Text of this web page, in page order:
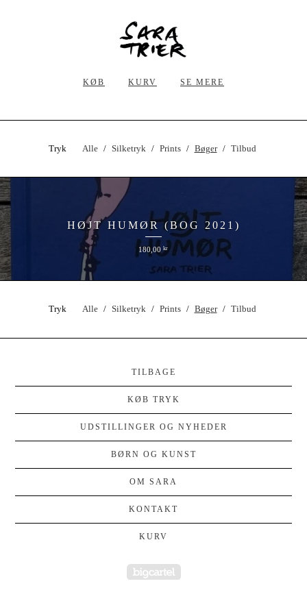
KØB KURV SE MERE
Tryk Alle Silketryk Prints Bøger Tilbud
HØJT HUMØR (BOG 2021)
180,00 kr
Tryk Alle Silketryk Prints Bøger Tilbud
TILBAGE
KØB TRYK
UDSTILLINGER OG NYHEDER
BØRN OG KUNST
OM SARA
KONTAKT
KURV
Powered by Big Cartel